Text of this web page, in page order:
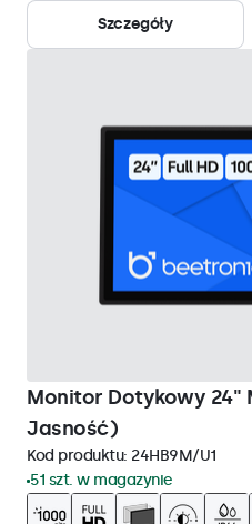
Szczegóły
Monitor Dotykowy 24"
Jasność)
Kod produktu: 24HB9M/U1
51 szt. w magazynie